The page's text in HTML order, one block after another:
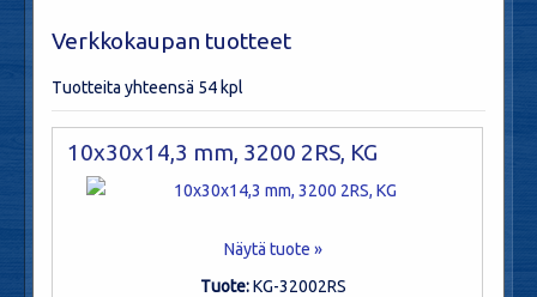
Verkkokaupan tuotteet
Tuotteita yhteensä 54 kpl
10x30x14,3 mm, 3200 2RS, KG
Näytä tuote »
Tuote:KG-32002RS